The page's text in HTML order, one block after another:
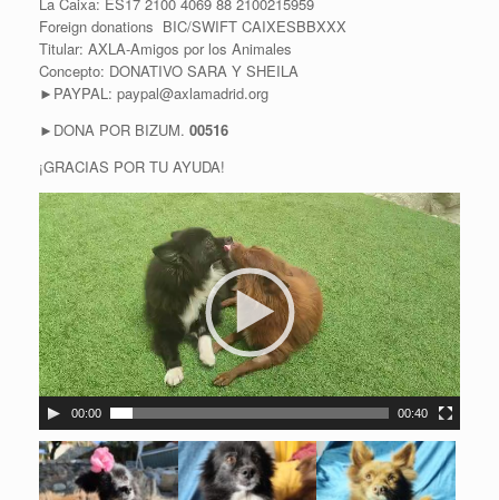
Foreign donations BIC/SWIFT CAIXESBBXXX
Titular: AXLA-Amigos por los Animales
Concepto: DONATIVO SARA Y SHEILA
►PAYPAL: paypal@axlamadrid.org
►DONA POR BIZUM. 00516
¡GRACIAS POR TU AYUDA!
R
e
p
r
o
d
u
c
t
o
r
d
e
v
00:00 00:40